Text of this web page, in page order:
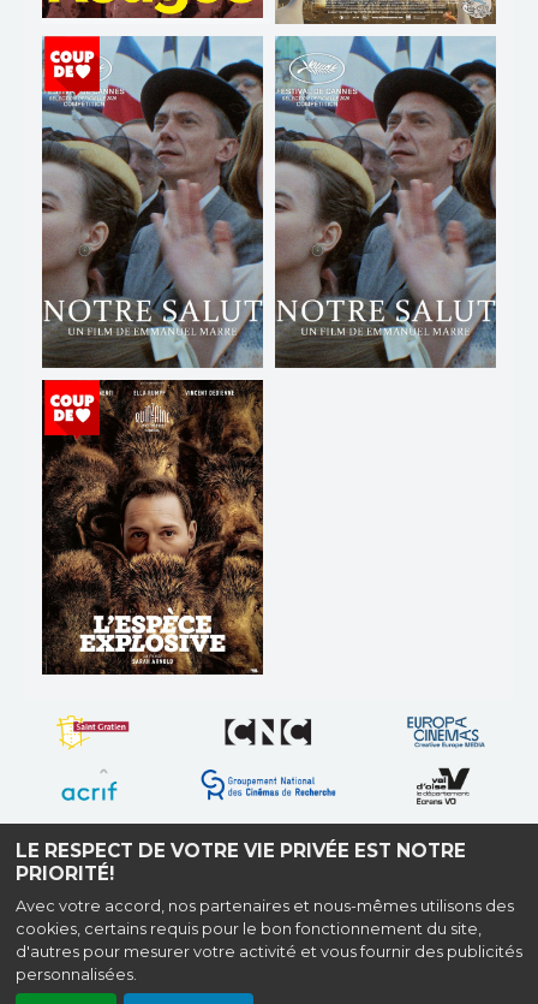
LE RESPECT DE VOTRE VIE PRIVÉE EST NOTRE
PRIORITÉ!
Avec votre accord, nos partenaires et nous-mêmes utilisons des
cookies, certains requis pour le bon fonctionnement du site,
d'autres pour mesurer votre activité et vous fournir des publicités
personnalisées.
LES ROCHES ROUGES
Horaires et Infos
Bande-annonce
Réservation
TOUT PUBLIC VO
UN AMOUR
D'ÉPOUVANTAIL
Horaires et Infos
Bande-annonce
Réservation
TOUT PUBLIC VO
NOTRE SALUT
Horaires et Infos
Bande-annonce
Réservation
TOUT PUBLIC VO
Bande-annonce
Place François Truffaut, Allée Gérard Philipe, 95210 Saint-Gratien |
Mentions
légales |Contact| Tel : 01 34 28 27 96
Politique de confidentialité